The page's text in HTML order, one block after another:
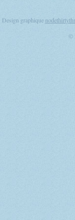
Design graphique
©